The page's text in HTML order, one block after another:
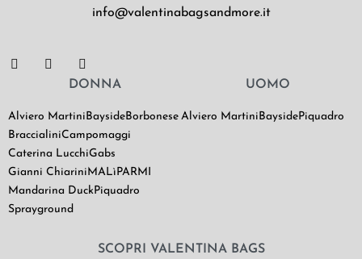
info@valentinabagsandmore.it
DONNA
Alviero MartiniBaysideBorbonese
BraccialiniCampomaggi
Caterina LucchiGabs
Gianni ChiariniMALìPARMI
Mandarina DuckPiquadro
Sprayground
UOMO
Alviero MartiniBaysidePiquadro
SCOPRI VALENTINA BAGS